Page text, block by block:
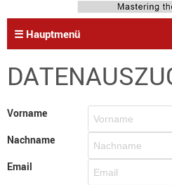
☰ Hauptmenü
Vorname
Nachname
Email